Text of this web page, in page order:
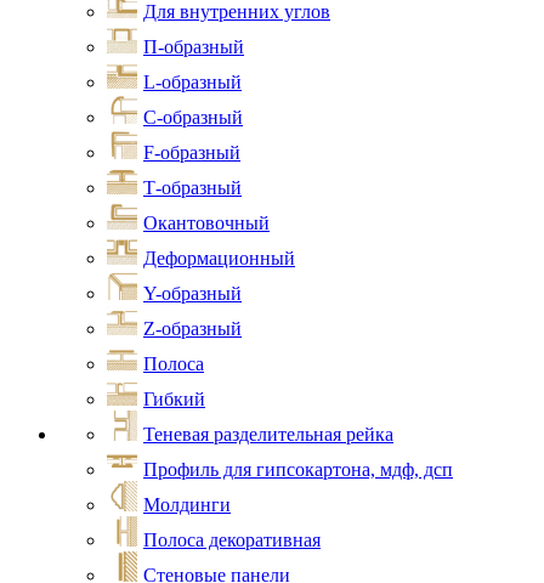
Для внутренних углов
П-образный
L-образный
С-образный
F-образный
Т-образный
Окантовочный
Деформационный
Y-образный
Z-образный
Полоса
Гибкий
Теневая разделительная рейка
Профиль для гипсокартона, мдф, дсп
Молдинги
Полоса декоративная
Стеновые панели